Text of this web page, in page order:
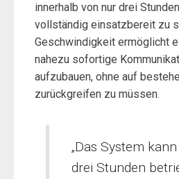
innerhalb von nur drei
vollständig einsatzbereit zu
Geschwindigkeit ermöglicht
nahezu sofortige
aufzubauen, ohne auf
zurückgreifen zu müssen.
„Das System
drei Stunden